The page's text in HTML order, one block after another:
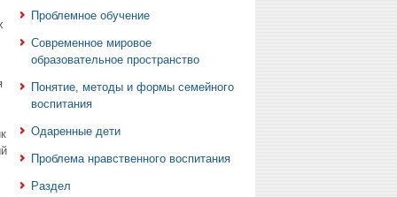
Проблемное обучение
Современное мировое
образовательное пространство
Понятие, методы и формы семейного
воспитания
Одаренные дети
Проблема нравственного воспитания
Раздел